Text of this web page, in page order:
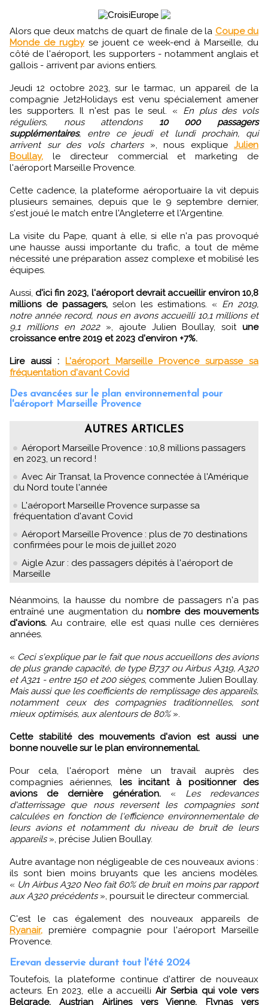
Alors que deux matchs de quart de finale de la Coupe du
Monde de rugbyse jouent ce week-end à Marseille, du
côté de l'aéroport, les supporters - notamment anglais et
gallois - arrivent par avions entiers.
Jeudi 12 octobre 2023, sur le tarmac, un appareil de la
compagnie Jet2Holidays est venu spécialement amener
les supporters. Il n'est pas le seul. « En plus des vols
réguliers, nous attendons 10 000 passagers
supplémentaires, entre ce jeudi et lundi prochain, qui
arrivent sur des vols charters», nous explique Julien
Boullay, le directeur commercial et marketing de
l'aéroport Marseille Provence.
Cette cadence, la plateforme aéroportuaire la vit depuis
plusieurs semaines, depuis que le 9 septembre dernier,
s'est joué le match entre l'Angleterre et l'Argentine.
La visite du Pape, quant à elle, si elle n'a pas provoqué
une hausse aussi importante du trafic, a tout de même
nécessité une préparation assez complexe et mobilisé les
équipes.
Aussi, d'ici fin 2023, l'aéroport devrait accueillir environ 10,8
millions de passagers, selon les estimations. « En 2019,
notre année record, nous en avons accueilli 10,1 millions et
9,1 millions en 2022», ajoute Julien Boullay, soitune
croissance entre 2019 et 2023 d'environ +7%.
Lire aussi :
L'aéroport Marseille Provence surpasse sa
fréquentation d'avant Covid
Des avancées sur le plan environnemental pour
l'aéroport Marseille Provence
AUTRES ARTICLES
Aéroport Marseille Provence : 10,8 millions passagers
en 2023, un record !
Avec Air Transat, la Provence connectée à l'Amérique
du Nord toute l'année
L'aéroport Marseille Provence surpasse sa
fréquentation d'avant Covid
Aéroport Marseille Provence : plus de 70 destinations
confirmées pour le mois de juillet 2020
Aigle Azur : des passagers dépités à l'aéroport de
Marseille
Néanmoins, la hausse du nombre de passagers n'a pas
entraîné une augmentation dunombre des mouvements
d'avions. Au contraire, elle est quasi nulle ces dernières
années.
« Ceci s'explique par le fait que nous accueillons des avions
de plus grande capacité, de type B737 ou Airbus A319, A320
et A321 - entre 150 et 200 sièges, commente Julien Boullay.
Mais aussi que les coefficients de remplissage des appareils,
notamment ceux des compagnies traditionnelles, sont
mieux optimisés, aux alentours de 80%».
Cette stabilité des mouvements d'avion est aussi une
bonne nouvelle sur le plan environnemental.
Pour cela, l'aéroport mène un travail auprès des
compagnies aériennes, les incitant à positionner des
avions de dernière génération. « Les redevances
d'atterrissage que nous reversent les compagnies sont
calculées en fonction de l'efficience environnementale de
leurs avions et notamment du niveau de bruit de leurs
appareils», précise Julien Boullay.
Autre avantage non négligeable de ces nouveaux avions :
ils sont bien moins bruyants que les anciens modèles.
« Un Airbus A320 Neo fait 60% de bruit en moins par rapport
aux A320 précédents», poursuit le directeur commercial.
C'est le cas également des nouveaux appareils de
Ryanair, première compagnie pour l'aéroport Marseille
Provence.
Erevan desservie durant tout l'été 2024
Toutefois, la plateforme continue d'attirer de nouveaux
acteurs. En 2023, elle a accueilliAir Serbia qui vole vers
Belgrade, Austrian Airlines vers Vienne, Flynas vers